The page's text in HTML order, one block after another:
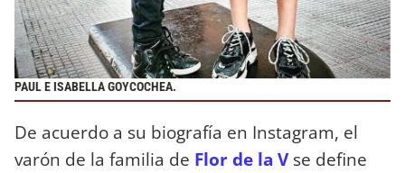
PAUL E ISABELLA GOYCOCHEA.
De acuerdo a su biografía en Instagram, el
varón de la familia de Flor de la Vse define